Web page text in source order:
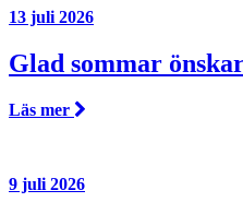
13 juli 2026
Glad sommar
Läs mer
9 juli 2026